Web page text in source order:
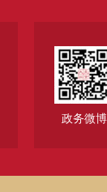
政务微博